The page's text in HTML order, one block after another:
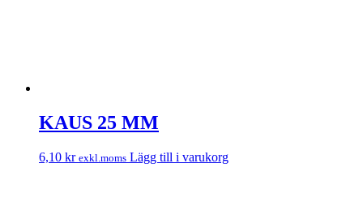
KAUS 25 MM
6,10 kr exkl.moms Lägg till i varukorg